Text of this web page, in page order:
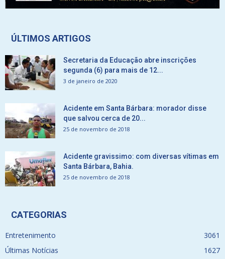
ÚLTIMOS ARTIGOS
Secretaria da Educação abre inscrições
segunda (6) para mais de 12...
3 de janeiro de 2020
Acidente em Santa Bárbara: morador disse
que salvou cerca de 20...
25 de novembro de 2018
Acidente gravissimo: com diversas vítimas em
Santa Bárbara, Bahia.
25 de novembro de 2018
CATEGORIAS
Entretenimento
3061
Últimas Notícias
1627